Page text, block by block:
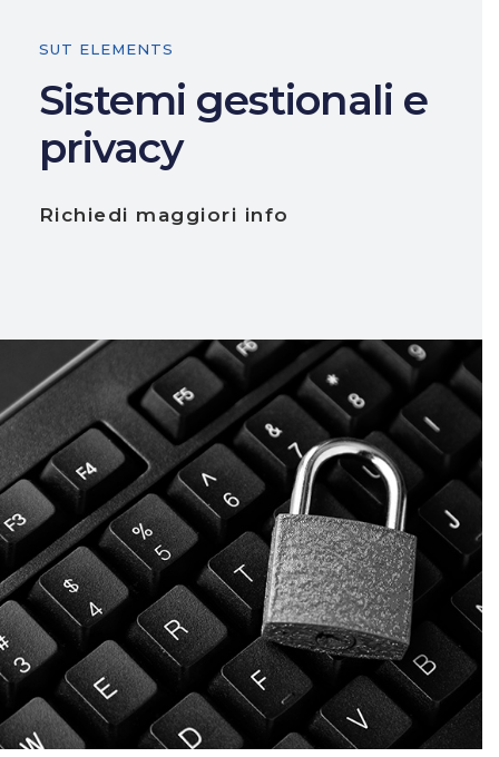
SUT ELEMENTS
Sistemi gestionali e
privacy
Richiedi maggiori info